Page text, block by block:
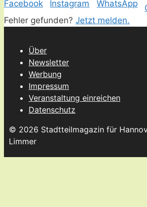
Fehler gefunden? Jetzt melden.
Über
Newsletter
Werbung
Impressum
Veranstaltung einreichen
Datenschutz
© 2026 Stadtteilmagazin für
Limmer